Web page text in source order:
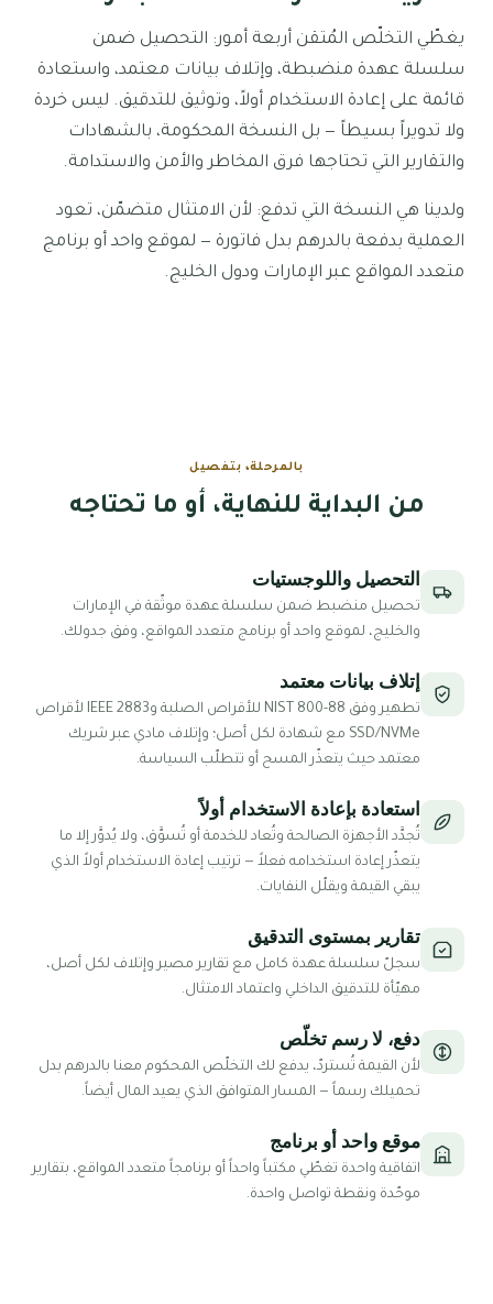
الشركاء
ITAD ومزوّدو الخدمات
أجهزة مجدّدة
توريد بالجملة
اتصل بنا
يغطّي التخلّص المُتقن أربعة أمور: التحصيل ضمن
سلسلة عهدة منضبطة، وإتلاف بيانات معتمد، واستعادة
قائمة على إعادة الاستخدام أولاً، وتوثيق للتدقيق. ليس خردة
ولا تدويراً بسيطاً — بل النسخة المحكومة، بالشهادات
والتقارير التي تحتاجها فرق المخاطر والأمن والاستدامة.
ولدينا هي النسخة التي تدفع: لأن الامتثال متضمّن، تعود
العملية بدفعة بالدرهم بدل فاتورة — لموقع واحد أو برنامج
متعدد المواقع عبر الإمارات ودول الخليج.
بالمرحلة، بتفصيل
من البداية للنهاية، أو ما تحتاجه
التحصيل واللوجستيات
تحصيل منضبط ضمن سلسلة عهدة موثّقة في الإمارات
والخليج، لموقع واحد أو برنامج متعدد المواقع، وفق جدولك.
إتلاف بيانات معتمد
تطهير وفق NIST 800-88 للأقراص الصلبة وIEEE 2883 لأقراص
SSD/NVMe مع شهادة لكل أصل؛ وإتلاف مادي عبر شريك
معتمد حيث يتعذّر المسح أو تتطلّب السياسة.
استعادة بإعادة الاستخدام أولاً
تُجدَّد الأجهزة الصالحة وتُعاد للخدمة أو تُسوَّق، ولا يُدوَّر إلا ما
يتعذّر إعادة استخدامه فعلاً — ترتيب إعادة الاستخدام أولاً الذي
يبقي القيمة ويقلّل النفايات.
تقارير بمستوى التدقيق
سجلّ سلسلة عهدة كامل مع تقارير مصير وإتلاف لكل أصل،
مهيّأة للتدقيق الداخلي واعتماد الامتثال.
دفع، لا رسم تخلّص
لأن القيمة تُستردّ، يدفع لك التخلّص المحكوم معنا بالدرهم بدل
تحميلك رسماً — المسار المتوافق الذي يعيد المال أيضاً.
موقع واحد أو برنامج
اتفاقية واحدة تغطّي مكتباً واحداً أو برنامجاً متعدد المواقع، بتقارير
موحّدة ونقطة تواصل واحدة.